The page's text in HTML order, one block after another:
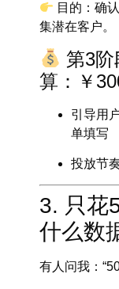
目的 ：确
集潜在客户。
第3阶
算：￥
引导用
单填写
投放节
3. 只花
什么数
有人问我：